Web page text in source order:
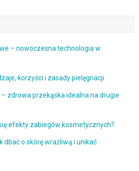
– nowoczesna technologia w
korzyści i zasady pielęgnacji
zdrowa przekąska idealna na drugie
efekty zabiegów kosmetycznych?
dbać o skórę wrażliwą i unikać